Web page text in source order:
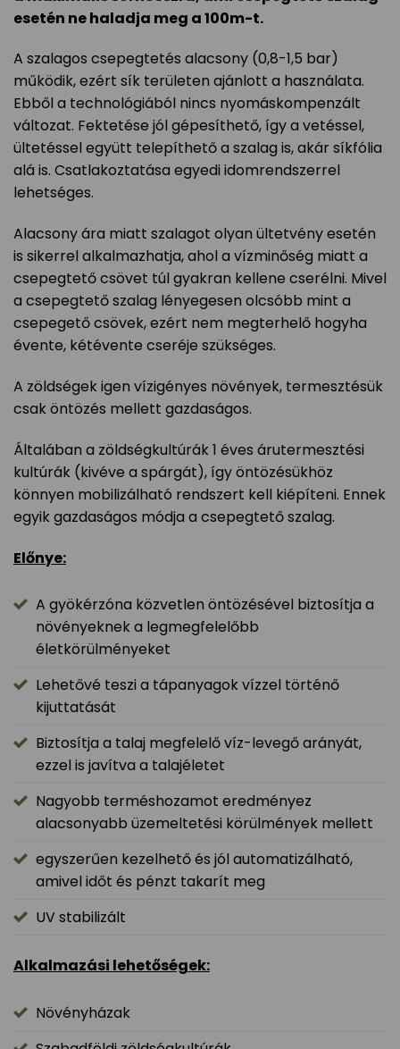
esetén ne haladja meg a 100m-t.
A szalagos csepegtetés alacsony (0,8-1,5 bar)
működik, ezért sík területen ajánlott a használata.
Ebből a technológiából nincs nyomáskompenzált
változat. Fektetése jól gépesíthető, így a vetéssel,
ültetéssel együtt telepíthető a szalag is, akár síkfólia
alá is. Csatlakoztatása egyedi idomrendszerrel
lehetséges.
Alacsony ára miatt szalagot olyan ültetvény esetén
is sikerrel alkalmazhatja, ahol a vízminőség miatt a
csepegtető csövet túl gyakran kellene cserélni. Mivel
a csepegtető szalag lényegesen olcsóbb mint a
csepegető csövek, ezért nem megterhelő hogyha
évente, kétévente cseréje szükséges.
A zöldségek igen vízigényes növények, termesztésük
csak öntözés mellett gazdaságos.
Általában a zöldségkultúrák 1 éves árutermesztési
kultúrák (kivéve a spárgát), így öntözésükhöz
könnyen mobilizálható rendszert kell kiépíteni. Ennek
egyik gazdaságos módja a csepegtető szalag.
Előnye:
A gyökérzóna közvetlen öntözésével biztosítja a
növényeknek a legmegfelelőbb
életkörülményeket
Lehetővé teszi a tápanyagok vízzel történő
kijuttatását
Biztosítja a talaj megfelelő víz-levegő arányát,
ezzel is javítva a talajéletet
Nagyobb terméshozamot eredményez
alacsonyabb üzemeltetési körülmények mellett
egyszerűen kezelhető és jól automatizálható,
amivel időt és pénzt takarít meg
UV stabilizált
Alkalmazási lehetőségek:
Növényházak